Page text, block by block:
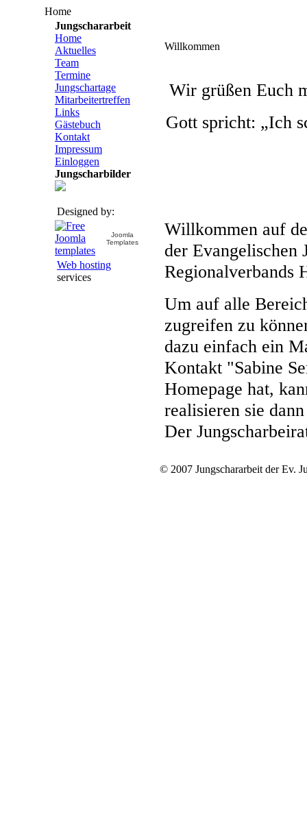
Home
Jungschararbeit
Home
Aktuelles
Team
Termine
Jungschartage
Mitarbeitertreffen
Links
Gästebuch
Kontakt
Impressum
Einloggen
Jungscharbilder
Designed by:
Joomla
Templates
Web hosting
services
Willkommen
Wir grüßen Euch
Gott spricht: „Ich
Willkommen auf
der Evangelischen
Regionalverbands
Um auf alle
zugreifen zu
dazu einfach ein
Kontakt "Sabine
Homepage hat,
realisieren sie
Der
© 2007 Jungschararbeit der Ev.